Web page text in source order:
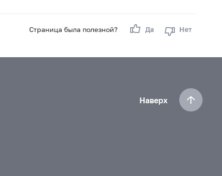
Страница была полезной? Да Нет
Наверх